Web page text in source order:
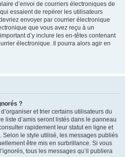
d’envoi de courriers électroniques de
essaient de repérer les utilisateurs
envoyer par courrier électronique
que vous avez reçu à un
d’y inclure les en-têtes contenant
électronique. Il pourra alors agir en
?
et trier certains utilisateurs du
liste d’amis seront listés dans le panneau
rapidement leur statut en ligne et
Selon le style utilisé, les messages publiés
être mis en surbrillance. Si vous
tous les messages qu’il publiera